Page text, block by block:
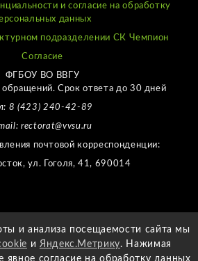
и анализа посещаемости сайта мы
и Яндекс.Метрику. Нажимая
явное согласие на обработку данных
и согласие на обработку
данных
подразделении СК Чемпион
Согласие
ФГБОУ ВО ВВГУ
Срок ответа до 30 дней
8 (423) 240-42-89
rectorat@vvsu.ru
почтовой корреспонденции:
ул. Гоголя, 41, 690014
СДЕЛАЛAIGER